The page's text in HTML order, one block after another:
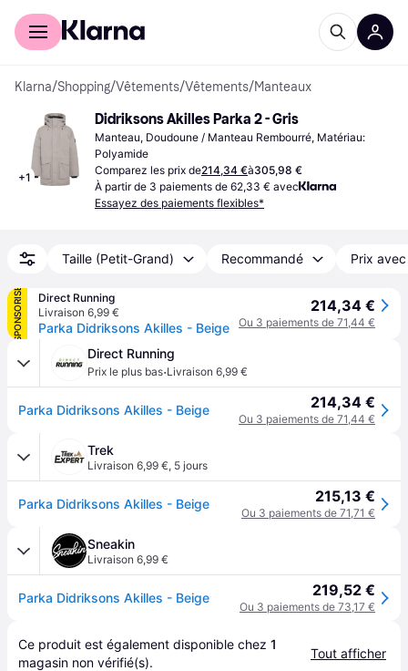
Acheter avec Klarna
Klarna/Shopping/Vêtements/Vêtements/Manteaux
+1
Didriksons Akilles Parka 2 - Gris
Manteau, Doudoune / Manteau Rembourré, Matériau:
Polyamide
Comparez les prix de214,34 €à305,98 €
À partir de 3 paiements de 62,33 € avec
Essayez des paiements flexibles*
Taille (Petit-Grand) Recommandé Prix
SPONSORISÉ
Direct Running
Livraison 6,99 €
Parka Didriksons Akilles - Beige
214,34 €
Ou 3 paiements de 71,44 €
Direct Running
Prix le plus bas·Livraison 6,99 €
Parka Didriksons Akilles - Beige 214,34 €
Ou 3 paiements de 71,44 €
Trek
Livraison 6,99 €, 5 jours
Parka Didriksons Akilles - Beige 215,13 €
Ou 3 paiements de 71,71 €
Sneakin
Livraison 6,99 €
Parka Didriksons Akilles - Beige 219,52 €
Ou 3 paiements de 73,17 €
Ce produit est également disponible chez 1
magasin non vérifié(s).
Tout afficher